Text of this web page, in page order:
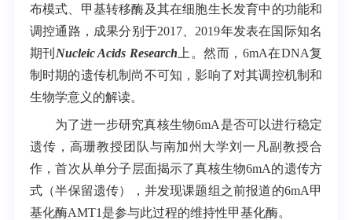
布模式、甲基转移酶及其在细胞生长发育中的功能和
调控通路，成果分别于2017、2019年发表在国际知名
期刊 Nucleic Acids Research 上。然而， 6mA在DNA复
制时期的遗传机制尚不可知，影响了对其调控机制和
生物学意义的解读。
为了进一步研究真核生物6mA 是否可以进行稳定
遗传，高珊教授团队与南加州大学刘一凡副教授合
作，首次从单分子层面揭示了真核生物6mA的遗传方
式（半保留遗传），并发现课题组之前报道的6mA甲
基化酶AMT1 是参与此过程的维持性甲基化酶。